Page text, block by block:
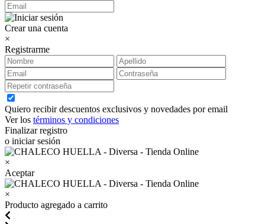
Crear una cuenta
×
Registrarme
Quiero recibir descuentos exclusivos y novedades por email
Ver los términos y condiciones
Finalizar registro
o iniciar sesión
×
Aceptar
×
Producto agregado a carrito